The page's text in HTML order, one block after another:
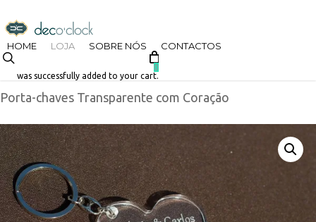
to
content
HOME LOJA SOBRE NÓS CONTACTOS
0
was successfully added to your cart.
Datas Especiais
Porta-chaves Transparente com Coração